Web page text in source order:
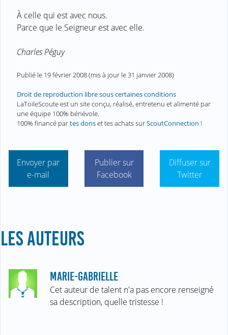
À celle qui est avec nous.
Parce que le Seigneur est avec elle.
Charles Péguy
Publié le 19 février 2008(mis à jour le31 janvier 2008)
Droit de reproduction libre sous certaines conditions
LaToileScoute est un site conçu, réalisé, entretenu et alimenté par
une équipe 100% bénévole.
100% financé partes donset tes achats surScoutConnection !
Envoyer par
e-mail
Publier sur
Facebook
Diffuser sur
Twitter
LES AUTEURS
MARIE-GABRIELLE
Cet auteur de talent n'a pas encore renseigné
sa description, quelle tristesse !